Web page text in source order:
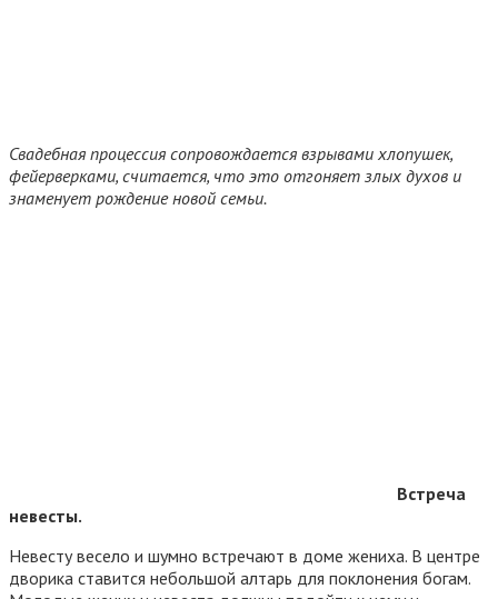
Свадебная процессия сопровождается взрывами хлопушек,
фейерверками, считается, что это отгоняет злых духов и
знаменует рождение новой семьи.
Встреча
невесты.
Невесту весело и шумно встречают в доме жениха. В центре
дворика ставится небольшой алтарь для поклонения богам.